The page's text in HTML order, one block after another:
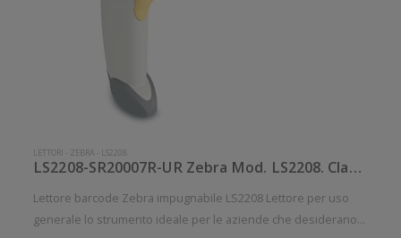
LETTORI - ZEBRA - LS2208
LS2208-SR20007R-UR Zebra Mod. LS2208. Classificazione: Impugnabile.
Lettore barcode Zebra impugnabile LS2208 Lettore per uso
generale lo strumento ideale per le aziende che desiderano